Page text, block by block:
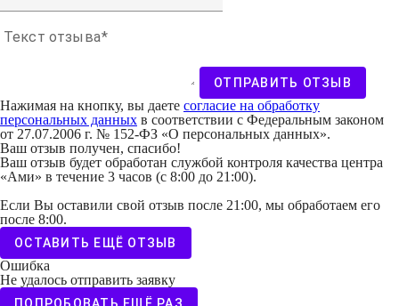
Текст отзыва
ОТПРАВИТЬ ОТЗЫВ
Нажимая на кнопку, вы даете согласие на обработку
персональных данных в соответствии с Федеральным законом
от 27.07.2006 г. № 152-ФЗ «О персональных данных».
Ваш отзыв получен, спасибо!
Ваш отзыв будет обработан службой контроля качества центра
«Ами» в течение 3 часов (с 8:00 до 21:00).
Если Вы оставили свой отзыв после 21:00, мы обработаем его
после 8:00.
ОСТАВИТЬ ЕЩЁ ОТЗЫВ
Ошибка
Не удалось отправить заявку